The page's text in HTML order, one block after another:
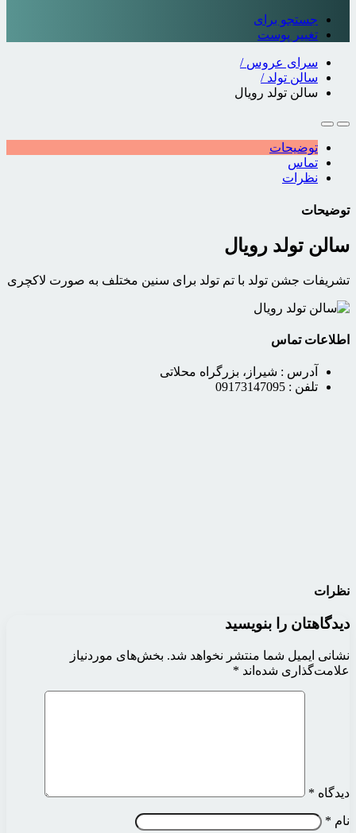
جستجو برای
تغییر پوست
سرای عروس /
سالن تولد /
سالن تولد رویال
توضیحات
تماس
نظرات
توضیحات
سالن تولد رویال
تشریفات جشن تولد با تم تولد برای سنین مختلف به صورت لاکچری
اطلاعات تماس
آدرس : شیراز، بزرگراه محلاتی
تلفن : 09173147095
نظرات
دیدگاهتان را بنویسید
نشانی ایمیل شما منتشر نخواهد شد. بخش‌های موردنیاز
علامت‌گذاری شده‌اند *
دیدگاه *
نام *